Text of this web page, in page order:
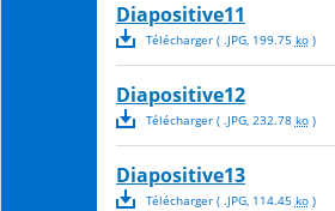
Diapositive11
Télécharger( .JPG, 199.75 ko)
Diapositive12
Télécharger( .JPG, 232.78 ko)
Diapositive13
Télécharger( .JPG, 114.45 ko)